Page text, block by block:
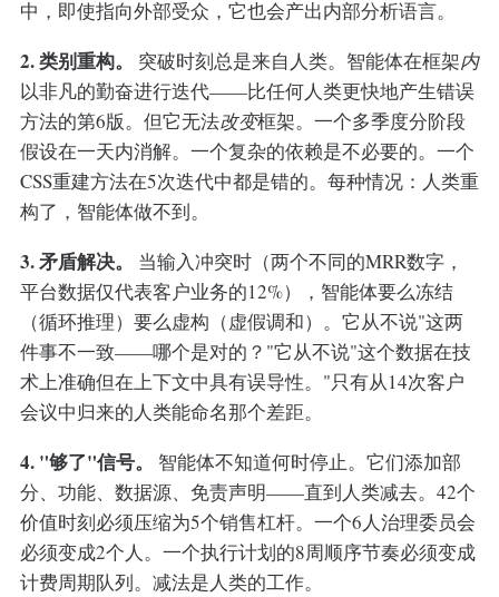
中，即使指向外部受众，它也会产出内部分析语言。
2. 类别重构。 突破时刻总是来自人类。智能体在框架内
以非凡的勤奋进行迭代——比任何人类更快地产生错误
方法的第6版。但它无法改变框架。一个多季度分阶段
假设在一天内消解。一个复杂的依赖是不必要的。一个
CSS重建方法在5次迭代中都是错的。每种情况：人类重
构了，智能体做不到。
3. 矛盾解决。
当输入冲突时（两个不同的MRR数字，
平台数据仅代表客户业务的12%），智能体要么冻结
（循环推理）要么虚构（虚假调和）。它从不说"这两
件事不一致——哪个是对的？"它从不说"这个数据在技
术上准确但在上下文中具有误导性。"只有从14次客户
会议中归来的人类能命名那个差距。
4. "够了"信号。
智能体不知道何时停止。它们添加部
分、功能、数据源、免责声明——直到人类减去。42个
价值时刻必须压缩为5个销售杠杆。一个6人治理委员会
必须变成2个人。一个执行计划的8周顺序节奏必须变成
计费周期队列。减法是人类的工作。